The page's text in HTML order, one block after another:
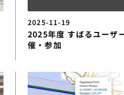
2025-11-19
2025年度 すばるユーザ
催・参加